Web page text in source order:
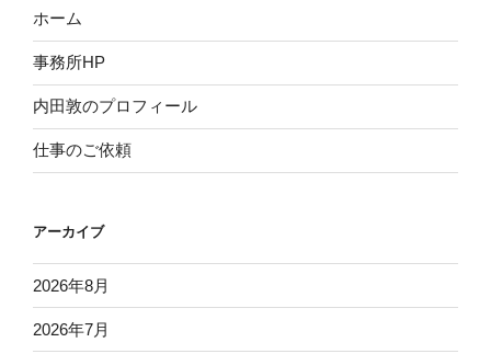
ホーム
事務所HP
内田敦のプロフィール
仕事のご依頼
アーカイブ
2026年8月
2026年7月